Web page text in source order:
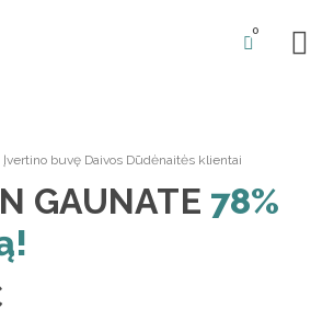
0
Įvertino buvę Daivos Dūdėnaitės klientai
GAUNATE 78%